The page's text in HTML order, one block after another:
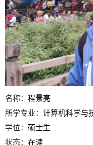
名称：程景亮
所学专业：计算机科学与
学位：硕士生
状态：在读